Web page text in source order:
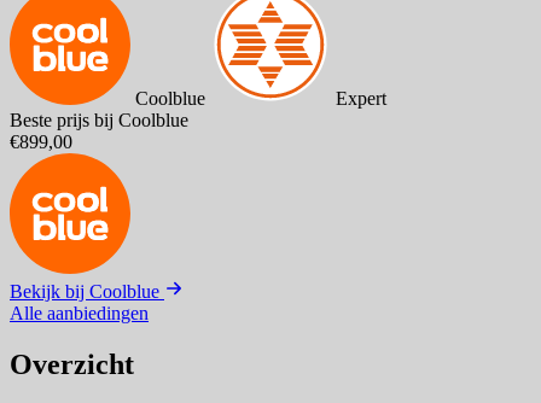
Coolblue
Expert
Beste prijs bij Coolblue
€899,00
Bekijk bij Coolblue
Alle aanbiedingen
Overzicht